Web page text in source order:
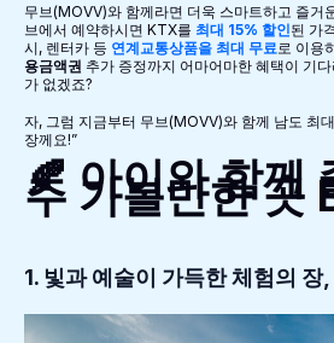
무브(MOVV)와 함께라면 더욱 스마트하고 즐거
브에서 예약하시면 KTX를 최대 15% 할인된 가
시, 렌터카 등 연계교통상품을 최대 무료 로 이용
용금액권 추가 증정까지 어마어마한 혜택이 기
가 없겠죠?
자, 그럼 지금부터 무브(MOVV)와 함께 남도 최
장께요!”
🍂 아이와 함께
주 가볼만한 곳
1. 빛과 예술이 가득한 체험의 장